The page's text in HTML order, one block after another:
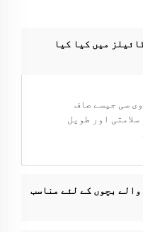
میں کیا کیا
سی جیسے صاف
اور طویل
بچوں کے لئے مناسب